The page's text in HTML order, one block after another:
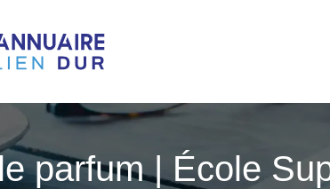
parfum | École